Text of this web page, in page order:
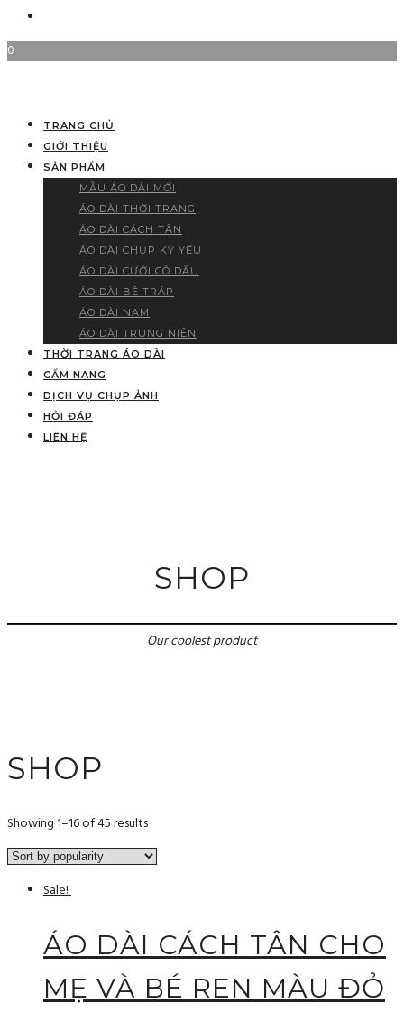
0
TRANG CHỦ
GIỚI THIỆU
SẢN PHẨM
MẪU ÁO DÀI MỚI
ÁO DÀI THỜI TRANG
ÁO DÀI CÁCH TÂN
ÁO DÀI CHỤP KỶ YẾU
ÁO DÀI CƯỚI CÔ DÂU
ÁO DÀI BÊ TRÁP
ÁO DÀI NAM
ÁO DÀI TRUNG NIÊN
THỜI TRANG ÁO DÀI
CẨM NANG
DỊCH VỤ CHỤP ẢNH
HỎI ĐÁP
LIÊN HỆ
SHOP
Our coolest product
SHOP
Showing 1–16 of 45 results
Sale!
ÁO DÀI CÁCH TÂN CHO
MẸ VÀ BÉ REN MÀU ĐỎ